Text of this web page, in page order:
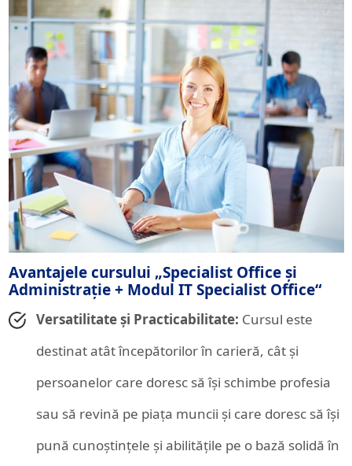
Avantajele cursului „Specialist Office și
Administrație + Modul IT Specialist Office“
Versatilitate și Practicabilitate: Cursul este
destinat atât începătorilor în carieră, cât și
persoanelor care doresc să își schimbe profesia
sau să revină pe piața muncii și care doresc să își
pună cunoștințele și abilitățile pe o bază solidă în